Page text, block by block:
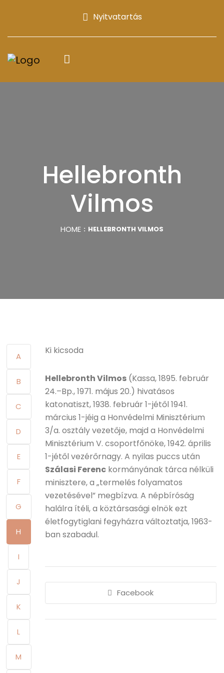
Nyitvatartás
Hellebronth
Vilmos
HOME HELLEBRONTH VILMOS
A
B
C
D
E
F
G
H
I
J
K
L
M
Ki kicsoda
Hellebronth Vilmos(Kassa, 1895. február
24.–Bp., 1971. május 20.) hivatásos
katonatiszt, 1938. február 1-jétől 1941.
március 1-jéig a Honvédelmi Minisztérium
3/a. osztály vezetője, majd a Honvédelmi
Minisztérium V. csoportfőnöke, 1942. április
1-jétől vezérőrnagy. A nyilas puccs után
Szálasi Ferenckormányának tárca nélküli
minisztere, a „termelés folyamatos
vezetésével” megbízva. A népbíróság
halálra ítéli, a köztársasági elnök ezt
életfogytiglani fegyházra változtatja, 1963-
ban szabadul.
Facebook